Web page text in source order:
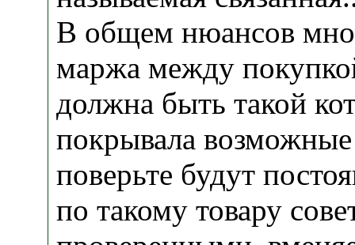
В общем нюансов
маржа между
должна быть такой
покрывала
поверьте будут
по такому товару